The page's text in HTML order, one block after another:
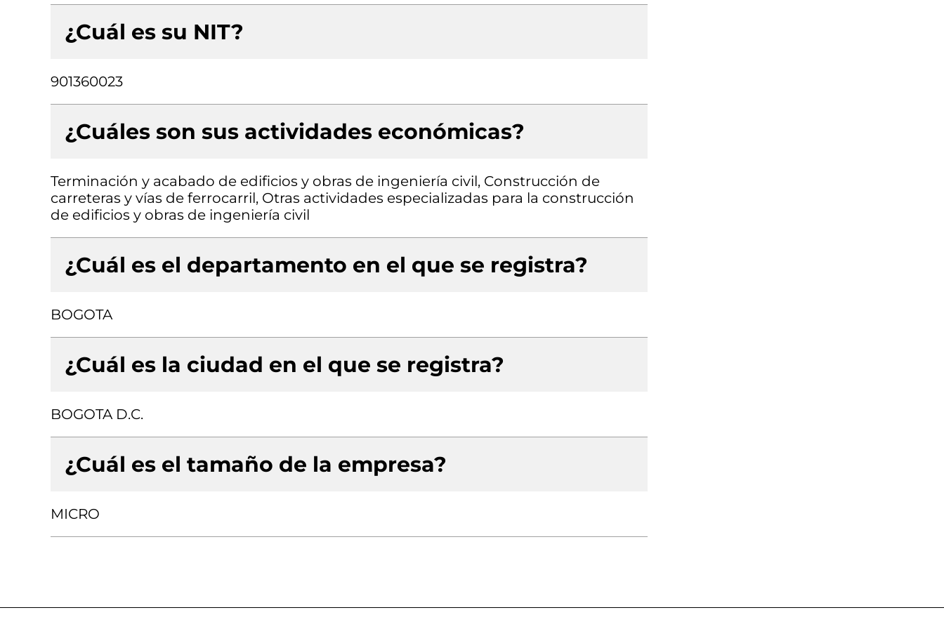
¿Cuál es su NIT?
901360023
¿Cuáles son sus actividades económicas?
Terminación y acabado de edificios y obras de ingeniería civil, Construcción de
carreteras y vías de ferrocarril, Otras actividades especializadas para la construcción
de edificios y obras de ingeniería civil
¿Cuál es el departamento en el que se registra?
BOGOTA
¿Cuál es la ciudad en el que se registra?
BOGOTA D.C.
¿Cuál es el tamaño de la empresa?
MICRO